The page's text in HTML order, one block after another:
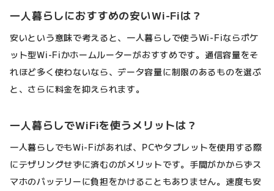
一人暮らしにおすすめの安いWi-Fiは？
安いという意味で考えると、一人暮らしで使うWi-Fiならポケ
ット型Wi-Fiかホームルーターがおすすめです。通信容量をそ
れほど多く使わないなら、データ容量に制限のあるものを選ぶ
と、さらに料金を抑えられます。
一人暮らしでWiFiを使うメリットは？
一人暮らしでもWi-Fiがあれば、PCやタブレットを使用する際
にテザリングせずに済むのがメリットです。手間がかからずス
マホのバッテリーに負担をかけることもありません。速度も安